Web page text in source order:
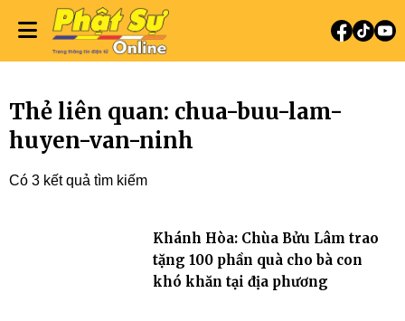
Thẻ liên quan: chua-buu-lam-
huyen-van-ninh
Có 3 kết quả tìm kiếm
Khánh Hòa: Chùa Bửu Lâm trao
tặng 100 phần quà cho bà con
khó khăn tại địa phương